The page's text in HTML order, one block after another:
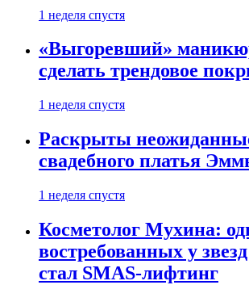
1 неделя спустя
«Выгоревший»
сделать трендовое
1 неделя спустя
Раскрыты
свадебного платья
1 неделя спустя
Косметолог Мухина:
востребованных у
стал SMAS-лифтинг